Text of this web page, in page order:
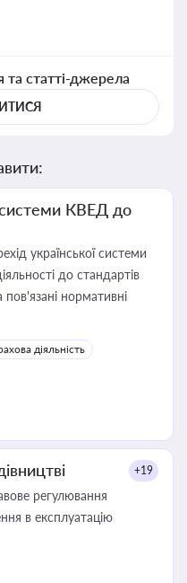
статті-джерела
системи КВЕД до
української системи
до стандартів
нормативні
діяльність
+19
регулювання
в експлуатацію